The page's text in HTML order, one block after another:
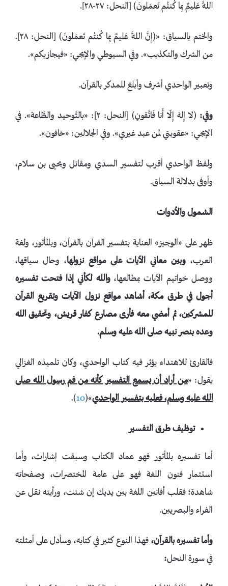
اللَّهَ عَليمٌ بِما كُنتُم تَعمَلونَ﴾ [النحل: ٢٧-٢٨].
والختم بالسياق: «﴿إِنَّ اللَّهَ عَليمٌ بِما كُنتُم تَعمَلونَ﴾ [النحل: ٢٨].
من الشرك والتكذيب». وفي السيوطي والإيجي: «فيجازيكم».
وتعبير الواحدي أشرف وأبلغ للمدكر بالقرآن.
وفي:
﴿لا إِلهَ إِلّا أَنا فَاتَّقونِ﴾ [النحل: ٢]: «بالتَّوحيد والطَّاعة». في
الإيجي: «عقوبتي لمن عبد غيري». وفي الجلالين: «خافون».
ولفظ الواحدي أقرب لتفسير السدي ومقاتل ويحيى بن سلام،
وأوفى بدلالة السياق.
الشمول والأدوات
ظهر على «الوجيز» العناية بتفسير القرآن بالقرآن، وبالمأثور، ولغة
العرب، وبين معاني الآيات على مواقع نزولها، وحال سياقها،
ووصل خواتيم الآيات بمطالعها،والله لكأني إذا فتحت تفسيره
أجول في طرق مكة، أشاهد مواقع نزول الآيات وتقريع القرآن
للمشركين، ثم أمضي معه فأرى مصارع كفار قريش، وتحقيق الله
وعده بنصر نبيه صلى الله عليه وسلم.
فالقارئ للاهتداء يؤثر فيه كتاب الواحدي، وكان تلميذه الغزالي
يقول: «من أراد أن يسمع التفسير كأنه من فم رسول الله صلى
الله عليه وسلم، فعليه بتفسير الواحدي»(
10
).
توظيف طرق التفسير
أما تفسيره بالمأثور فهو عماد الكتاب وسبقت إشارات، وأما
استثمار فنون اللغة فهو على عامة المختصرات، وصفحاته
شاهدة؛ فقلب أفانين اللغة بين يديك إن شئت، ورأيته نقل عن
الفراء والبصريين.
وأما تفسيره بالقرآن، فهذا النوع كثير في كتابه، وسأدل على أمثلته
في سورة النحل: